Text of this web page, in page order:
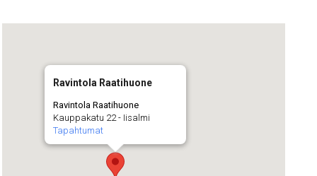
Ravintola Raatihuone
Ravintola Raatihuone
Kauppakatu 22 - Iisalmi
Tapahtumat